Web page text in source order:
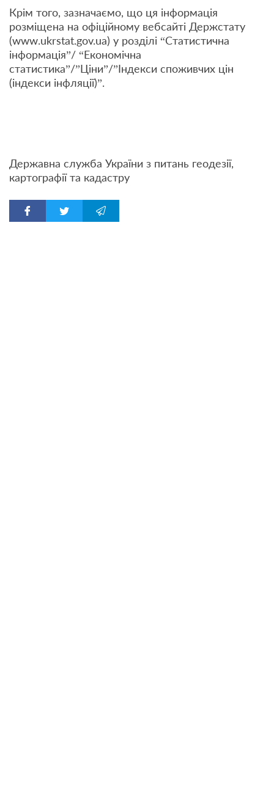
Крім того, зазначаємо, що ця інформація
розміщена на офіційному вебсайті Держстату
(www.ukrstat.gov.ua) у розділі “Статистична
інформація”/ “Економічна
статистика”/”Ціни”/”Індекси споживчих цін
(індекси інфляції)”.
Державна служба України з питань геодезії,
картографії та кадастру